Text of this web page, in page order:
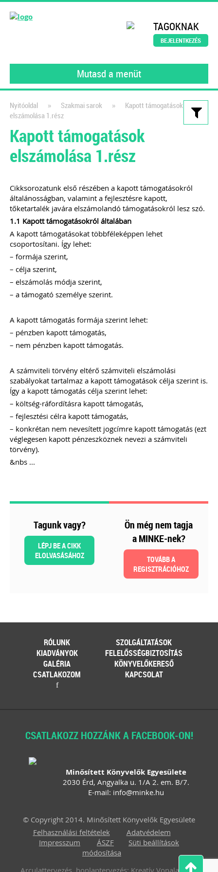
TAGOKNAK
BEJELENTKEZÉS
Mutasd a menüt
Könyvelői szerződésminta
digitalizált környezetben
feldolgozáson át a digitális
bizonylatok archiválásáig
2022
Új és rendhagyó könyvelői feladat és
felelősség a digitális bizonylatok online
(szerződésmintát) az elektronikus
dokumentumok kezeléséhez, melyre
könyvelsz.
TAGJAINK INGYENESEN LETÖLTHETIK -
A letöltések menüpont alatt!
Ár: 17.900 Ft
Tagoknak: Ingyenesen
letölthető
MEGRENDELEM
Még több szakmai kiadvány »
2026-08-04
Külföldi gazdálkodó
magyarországi
vásárokon történő
részvételének
tevékenységek egyik kiemelt
szabadtéren is megrendezésre
kerülhetnek a különféle – gyakran
tematikus – vásárok. Írásunk
fókuszába azt az esetkört helyezzük,
amikor egy külföldi termelő,
Továbbolvasom »
Nyitóoldal » Szakmai sarok »
Kapott támogatások
elszámolása 1.rész
Kapott támogatások
elszámolása 1.rész
Cikksorozatunk első részében a kapott támogatásokról
általánosságban, valamint a fejlesztésre kapott,
tőketartalék javára elszámolandó támogatásokról lesz szó.
1.1 Kapott támogatásokról általában
A kapott támogatásokat többféleképpen lehet
csoportosítani. Így lehet:
– formája szerint,
– célja szerint,
– elszámolás módja szerint,
– a támogató személye szerint.
A kapott támogatás formája szerint lehet:
– pénzben kapott támogatás,
– nem pénzben kapott támogatás.
A számviteli törvény eltérő számviteli elszámolási
szabályokat tartalmaz a kapott támogatások célja szerint is.
Így a kapott támogatás célja szerint lehet:
– költség-ráfordításra kapott támogatás,
– fejlesztési célra kapott támogatás,
– konkrétan nem nevesített jogcímre kapott támogatás (ezt
véglegesen kapott pénzeszköznek nevezi a számviteli
törvény).
&nbs ...
Tagunk vagy?
LÉPJ BE A CIKK
ELOLVASÁSÁHOZ
Ön még nem tagja
a MINKE-nek?
TOVÁBB A
REGISZTRÁCIÓHOZ
RÓLUNK
SZOLGÁLTATÁSOK
KIADVÁNYOK
FELELŐSSÉGBIZTOSÍTÁS
GALÉRIA
KÖNYVELŐKERESŐ
CSATLAKOZOM
KAPCSOLAT
f
CSATLAKOZZ HOZZÁNK A FACEBOOK-ON!
Minősített Könyvelők Egyesülete
2030 Érd, Angyalka u. 1/A 2. em. B/7.
E-mail: info@minke.hu
© Copyright 2014. Minősített Könyvelők Egyesülete
Felhasználási feltételek
Adatvédelem
Impresszum
ÁSZF
Süti beállítások
módosítása
Arculattervezés, honlaptervezés: Kreatív Vonalak